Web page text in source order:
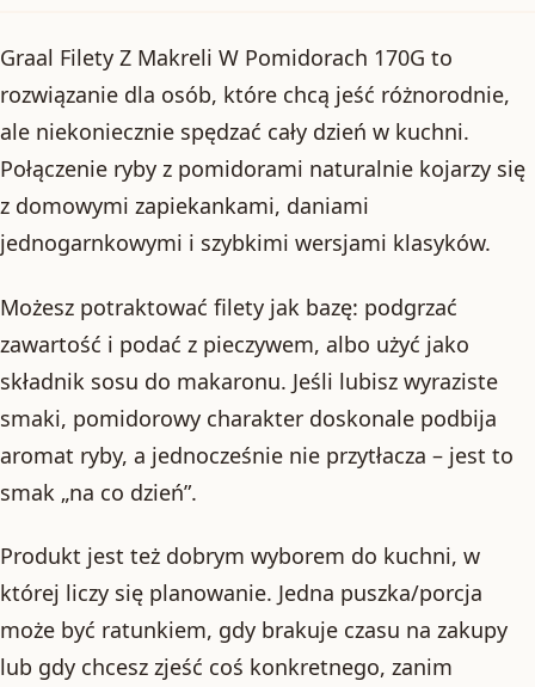
Graal Filety Z Makreli W Pomidorach 170G to
rozwiązanie dla osób, które chcą jeść różnorodnie,
ale niekoniecznie spędzać cały dzień w kuchni.
Połączenie ryby z pomidorami naturalnie kojarzy się
z domowymi zapiekankami, daniami
jednogarnkowymi i szybkimi wersjami klasyków.
Możesz potraktować filety jak bazę: podgrzać
zawartość i podać z pieczywem, albo użyć jako
składnik sosu do makaronu. Jeśli lubisz wyraziste
smaki, pomidorowy charakter doskonale podbija
aromat ryby, a jednocześnie nie przytłacza – jest to
smak „na co dzień”.
Produkt jest też dobrym wyborem do kuchni, w
której liczy się planowanie. Jedna puszka/porcja
może być ratunkiem, gdy brakuje czasu na zakupy
lub gdy chcesz zjeść coś konkretnego, zanim